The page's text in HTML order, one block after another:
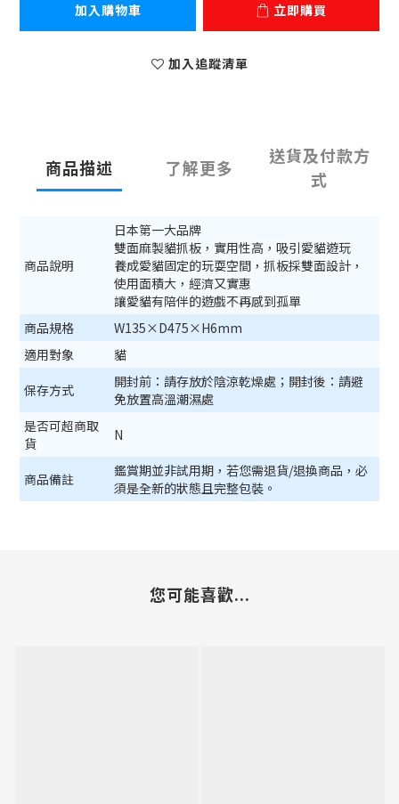
加入購物車 立即購買
加入追蹤清單
商品描述 了解更多
送貨及付款方
式
商品說明
日本第一大品牌
雙面麻製貓抓板，實用性高，吸引愛貓遊玩
養成愛貓固定的玩耍空間，抓板採雙面設計，
使用面積大，經濟又實惠
讓愛貓有陪伴的遊戲不再感到孤單
商品規格
W135×D475×H6mm
適用對象
貓
保存方式
開封前：請存放於陰涼乾燥處；開封後：請避
免放置高溫潮濕處
是否可超商取
貨
N
商品備註
鑑賞期並非試用期，若您需退貨/退換商品，必
須是全新的狀態且完整包裝。
您可能喜歡...